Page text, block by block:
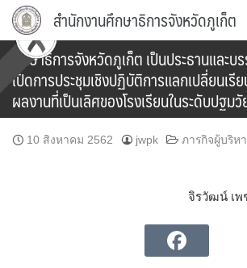
Skip
content
สำนักงานศึกษาธิการจังหวัดภูเก็ต
ศึกษาธิการจังหวัดภูเก็ต เป็นประธานและ
เปิดการประชุมเชิงปฏิบัติการแลกเปลี่ยนเรี
ผลงานที่เป็นเลิศของโรงเรียนในระดับปฐม
10 สิงหาคม 2562 jwpk ภารกิจผู้บริห
จิรวัฒน์ เพ